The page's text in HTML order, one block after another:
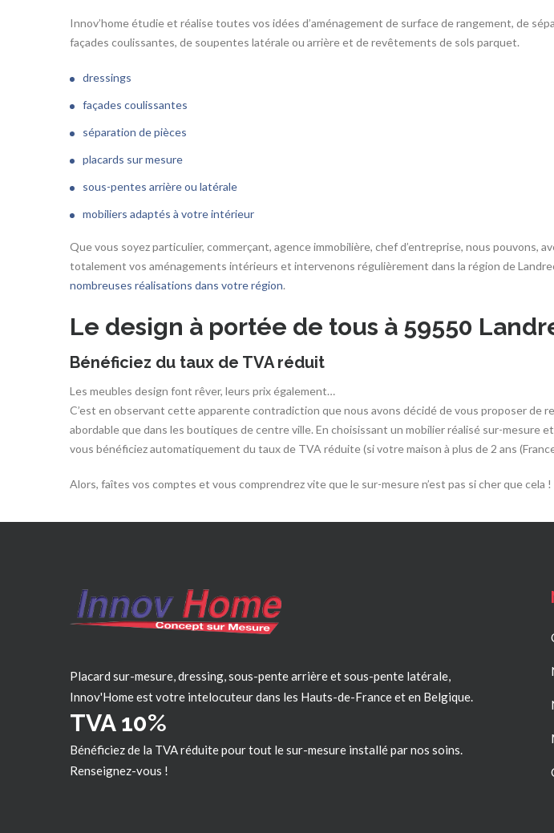
Innov’home étudie et réalise toutes vos idées d’aménagement de surface de rangement, de
façades coulissantes, de soupentes latérale ou arrière et de revêtements de sols parquet.
dressings
façades coulissantes
séparation de pièces
placards sur mesure
sous-pentes arrière ou latérale
mobiliers adaptés à votre intérieur
Que vous soyez particulier, commerçant, agence immobilière, chef d’entreprise, nous pouvons,
totalement vos aménagements intérieurs et intervenons régulièrement dans la région de
nombreuses réalisations dans votre région.
Le design à portée de tous à 59550
Bénéficiez du taux de TVA réduit
Les meubles design font rêver, leurs prix également…
C’est en observant cette apparente contradiction que nous avons décidé de vous proposer de
abordable que dans les boutiques de centre ville. En choisissant un mobilier réalisé sur-mesure
vous bénéficiez automatiquement du taux de TVA réduite (si votre maison à plus de 2 ans
Alors, faîtes vos comptes et vous comprendrez vite que le sur-mesure n’est pas si cher que cela !
Placard sur-mesure, dressing, sous-pente arrière et sous-pente latérale,
Innov'Home est votre intelocuteur dans les Hauts-de-Franceet en Belgique.
TVA 10%
Bénéficiez de la TVA réduite pour tout le sur-mesure installé par nos soins.
Renseignez-vous !